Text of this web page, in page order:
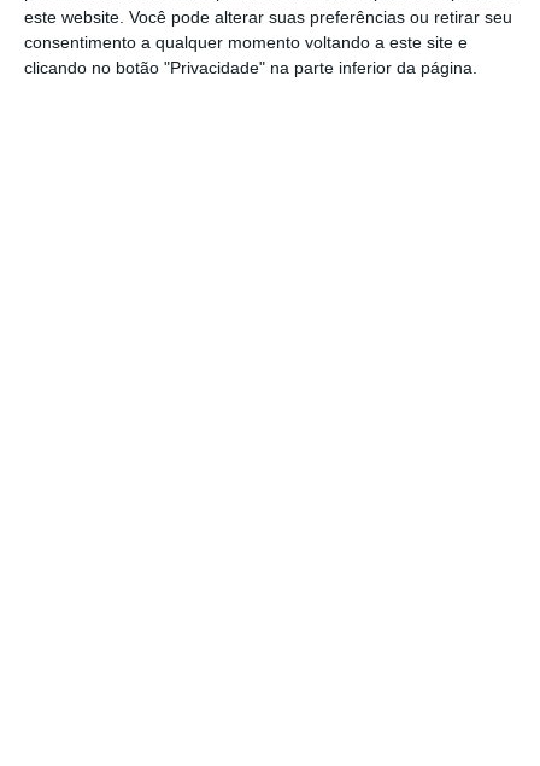
este website. Você pode alterar suas preferências ou retirar seu
consentimento a qualquer momento voltando a este site e
clicando no botão "Privacidade" na parte inferior da página.
No Montijo, nem as contas batiam certas. A
projeção até ao fim da concessão era de 67M de